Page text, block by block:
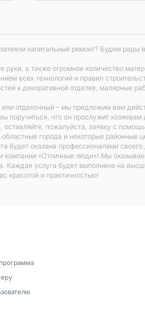
капитальный ремонт? Будем
а также огромное количество
всех технологий и правил
к декоративной отделке, малярные
отделочный – мы предложим вам
поручиться, что он прослужит
пожалуйста, заявку с
города и некоторые районные
будет оказана профессионалами
«Отличные люди»! Мы
Каждая услуга будет выполнена на
красотой и практичностью!